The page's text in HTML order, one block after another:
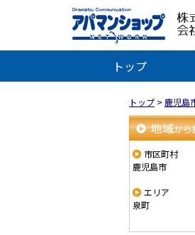
トップ
トップ > 鹿児島
地域から探す
市区町村
鹿児島市
エリア
泉町